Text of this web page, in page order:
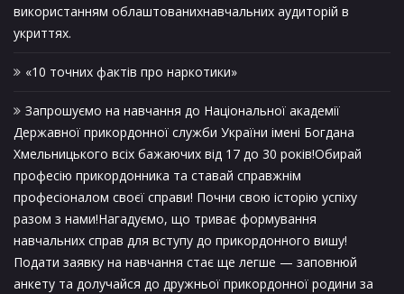
використанням облаштованихнавчальних аудиторій в
укриттях.
«10 точних фактів про наркотики»
Запрошуємо на навчання до Національної академії
Державної прикордонної служби України імені Богдана
Хмельницького всіх бажаючих від 17 до 30 років!Обирай
професію прикордонника та ставай справжнім
професіоналом своєї справи! Почни свою історію успіху
разом з нами!Нагадуємо, що триває формування
навчальних справ для вступу до прикордонного вишу!
Подати заявку на навчання стає ще легше — заповнюй
анкету та долучайся до дружньої прикордонної родини за